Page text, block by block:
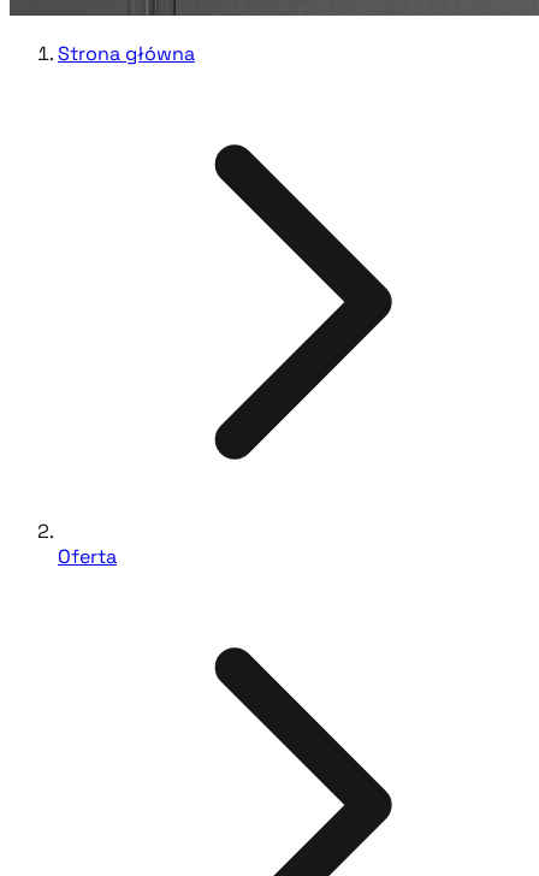
Strona główna
Oferta